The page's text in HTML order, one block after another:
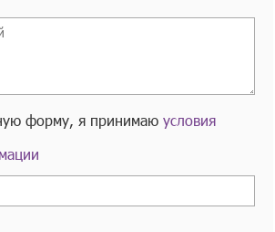
форму, я принимаюусловия